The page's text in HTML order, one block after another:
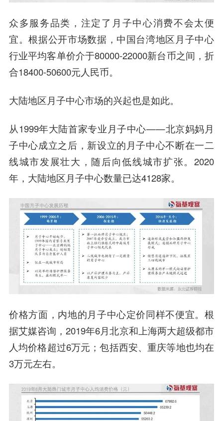
众多服务品类，注定了月子中心消费不会太便
宜。根据公开市场数据，中国台湾地区月子中心
行业平均客单价介于80000-22000新台币之间，折
合18400-50600元人民币。
大陆地区月子中心市场的兴起也是如此。
从1999年大陆首家专业月子中心——北京妈妈月
子中心成立之后，新设立的月子中心不断在一二
线城市发展壮大，随后向低线城市扩张。2020
年，大陆地区月子中心数量已达4128家。
价格方面，内地的月子中心定价同样不便宜。根
据艾媒咨询，2019年6月北京和上海两大超级都市
人均价格超过6万元；包括西安、重庆等地也均在
3万元左右。